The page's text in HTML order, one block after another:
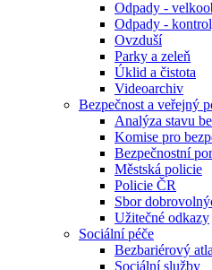
Odpady -
Odpady -
Ovzduší
Parky a zeleň
Úklid a čistota
Videoarchiv
Bezpečnost a veřejný
Analýza stavu
Komise pro
Bezpečnostní
Městská policie
Policie ČR
Sbor
Užitečné odkazy
Sociální péče
Bezbariérový
Sociální služby